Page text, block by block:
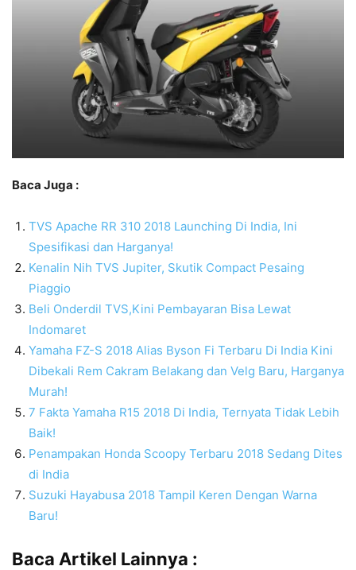
Baca Juga :
TVS Apache RR 310 2018 Launching Di India, Ini
Spesifikasi dan Harganya!
Kenalin Nih TVS Jupiter, Skutik Compact Pesaing
Piaggio
Beli Onderdil TVS,Kini Pembayaran Bisa Lewat
Indomaret
Yamaha FZ-S 2018 Alias Byson Fi Terbaru Di India Kini
Dibekali Rem Cakram Belakang dan Velg Baru, Harganya
Murah!
7 Fakta Yamaha R15 2018 Di India, Ternyata Tidak Lebih
Baik!
Penampakan Honda Scoopy Terbaru 2018 Sedang Dites
di India
Suzuki Hayabusa 2018 Tampil Keren Dengan Warna
Baru!
Baca Artikel Lainnya :